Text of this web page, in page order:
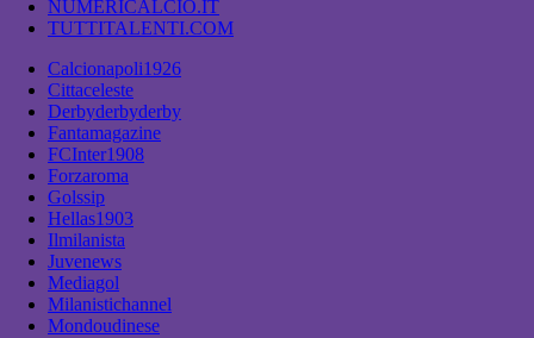
NUMERICALCIO.IT
TUTTITALENTI.COM
Calcionapoli1926
Cittaceleste
Derbyderbyderby
Fantamagazine
FCInter1908
Forzaroma
Golssip
Hellas1903
Ilmilanista
Juvenews
Mediagol
Milanistichannel
Mondoudinese